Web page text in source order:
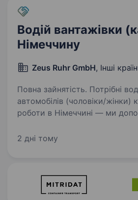
Водій вантажівки
Німеччину
Zeus Ruhr GmbH, Інші
Повна зайнятість. Потрібні водії вантажних
автомобілів (чоловіки/жінки)
роботи в Німеччині — ми
Ми є прямим роботодавцем
2 дні тому